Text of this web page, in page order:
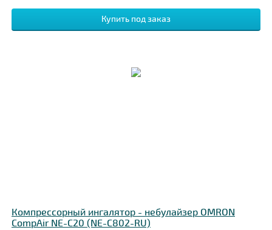
Компрессорный ингалятор - небулайзер OMRON
CompAir NE-C20 (NE-C802-RU)